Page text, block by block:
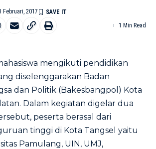
Februari, 2017
1 Min Read
mengikuti pendidikan
diselenggarakan Badan
dan Politik (Bakesbangpol) Kota
Dalam kegiatan digelar dua
peserta berasal dari
tinggi di Kota Tangsel yaitu
Pamulang, UIN, UMJ,